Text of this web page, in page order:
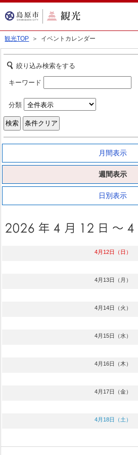
観光TOP ＞ イベントカレンダー
絞り込み検索をする
キーワード
分類
月間表示
週間表示
日別表示
4月12日（日）
4月13日（月）
4月14日（火）
4月15日（水）
4月16日（木）
4月17日（金）
4月18日（土）